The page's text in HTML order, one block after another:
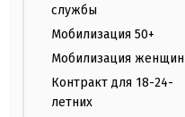
службы
Мобилизация 50+
Мобилизация женщин
Контракт для 18-24-
летних